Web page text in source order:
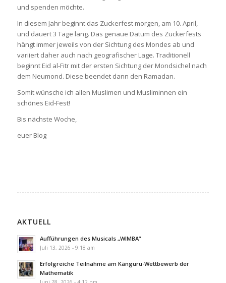
und spenden möchte.
In diesem Jahr beginnt das Zuckerfest morgen, am 10. April,
und dauert 3 Tage lang. Das genaue Datum des Zuckerfests
hängt immer jeweils von der Sichtung des Mondes ab und
variiert daher auch nach geografischer Lage. Traditionell
beginnt Eid al-Fitr mit der ersten Sichtung der Mondsichel nach
dem Neumond. Diese beendet dann den Ramadan.
Somit wünsche ich allen Muslimen und Musliminnen ein
schönes Eid-Fest!
Bis nächste Woche,
euer Blog
AKTUELL
Aufführungen des Musicals „WIMBA“
Juli 13, 2026 - 9:18 am
Erfolgreiche Teilnahme am Känguru-Wettbewerb der
Mathematik